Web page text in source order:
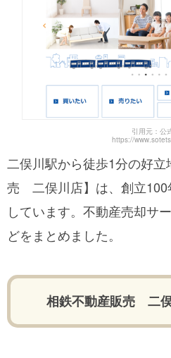
引用元：公
https://
二俣川駅から徒歩1分の好
売 二俣川店】は、創立100
しています。不動産売却サ
どをまとめました。
相鉄不動産販売 二